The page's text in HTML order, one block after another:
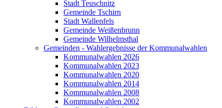
Stadt Teuschnitz
Gemeinde Tschirn
Stadt Wallenfels
Gemeinde Weißenbrunn
Gemeinde Wilhelmsthal
Gemeinden - Wahlergebnisse der Kommunalwahlen
Kommunalwahlen 2026
Kommunalwahlen 2023
Kommunalwahlen 2020
Kommunalwahlen 2014
Kommunalwahlen 2008
Kommunalwahlen 2002